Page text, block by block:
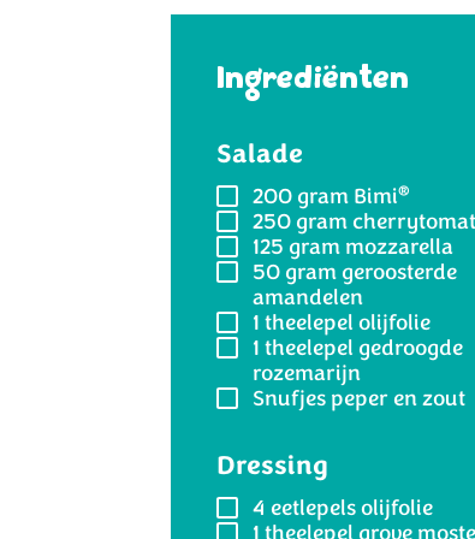
Ingrediënten
Salade
200 gram Bimi®
250 gram
125 gram mozzarella
50 gram geroosterde
amandelen
1 theelepel olijfolie
1 theelepel gedroogde
rozemarijn
Snufjes peper en zout
Dressing
4 eetlepelsolijfolie
1 theelepel grove